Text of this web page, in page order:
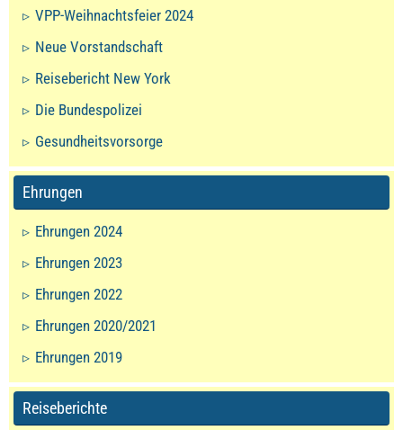
VPP-Weihnachtsfeier 2024
Neue Vorstandschaft
Reisebericht New York
Die Bundespolizei
Gesundheitsvorsorge
Ehrungen
Ehrungen 2024
Ehrungen 2023
Ehrungen 2022
Ehrungen 2020/2021
Ehrungen 2019
Reiseberichte